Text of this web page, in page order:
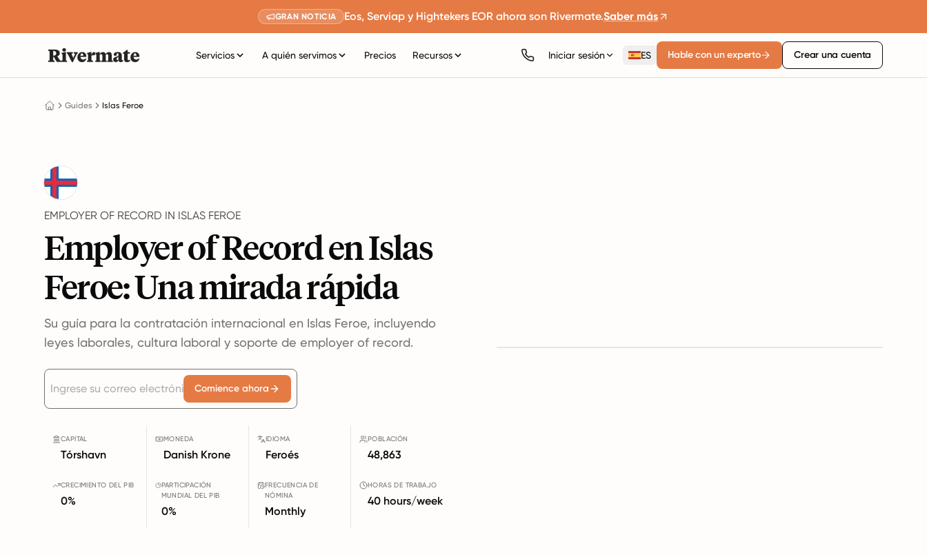
GRAN NOTICIA Eos, Serviap y Hightekers EOR ahora son Rivermate.Saber más
Servicios A quién servimos Precios Recursos Iniciar sesión ES Hable con un experto Crear una cuenta
Guides Islas Feroe
EMPLOYER OF RECORD IN ISLAS FEROE
Employer of Record en Islas
Feroe: Una mirada rápida
Su guía para la contratación internacional en Islas Feroe, incluyendo
leyes laborales, cultura laboral y soporte de employer of record.
Comience ahora
CAPITAL
Tórshavn
MONEDA
Danish Krone
IDIOMA
Feroés
POBLACIÓN
48,863
CRECIMIENTO DEL PIB
0%
PARTICIPACIÓN
MUNDIAL DEL PIB
0%
FRECUENCIA DE
NÓMINA
Monthly
HORAS DE TRABAJO
40 hours/week